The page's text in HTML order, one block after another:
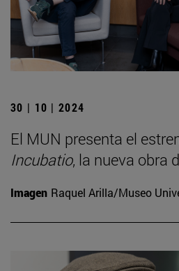
30 | 10 | 2024
El MUN presenta el
Incubatio, la nueva obra
Imagen Raquel Arilla/Museo